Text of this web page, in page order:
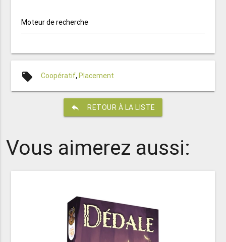
Moteur de recherche
local_offer Coopératif,Placement
reply RETOUR À LA LISTE
Vous aimerez aussi: